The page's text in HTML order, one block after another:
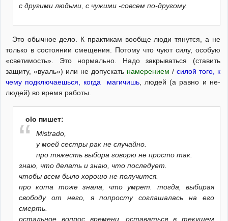
с другими людьми, с чужими -совсем по-другому.
Это обычное дело. К практикам вообще люди тянутся, а не
только в состоянии смещения. Потому что чуют силу, особую
«светимость». Это нормально. Надо закрываться (ставить
защиту, «вуаль») или не допускать намерением / силой того, к
чему подключаешься, когда магичишь , людей (а равно и не-
людей) во время работы.
olo пишет:
Mistrado,
у моей сестры рак не случайно.
про тяжесть выбора говорю не просто так.
знаю, что делать и знаю, что последует.
чтобы всем было хорошо не получится.
про кота тоже знала, что умрет. тогда, выбирая
свободу от него, я попросту соглашалась на его
смерть.
остальное вопрос времени. оставаться в текущем